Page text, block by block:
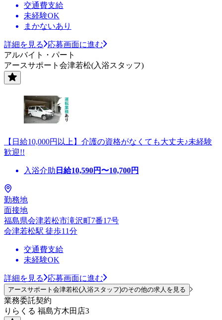
交通費支給
未経験OK
まかないあり
詳細を見る
応募画面に進む
アルバイト・パート
アースサポート会津若松(入浴スタッフ)
【日給10,000円以上】介護の資格がなくても大丈夫♪未経験
歓迎!!
入浴介助 日給10,590円〜10,700円
勤務地
面接地
福島県会津若松市滝沢町7番17号
会津若松駅 徒歩11分
交通費支給
未経験OK
詳細を見る 応募画面に進む
アースサポート会津若松(入浴スタッフ)のその他の求人を見る
業務委託契約
りらくる 福島方木田店3